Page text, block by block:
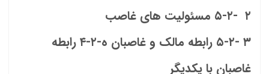
۲ -۵-۲ مسئولیت های غاصب
۳ -۵-۲ رابطه مالک و غاصبان ه-۲-۴ رابطه
غاصبان با یکدیگر